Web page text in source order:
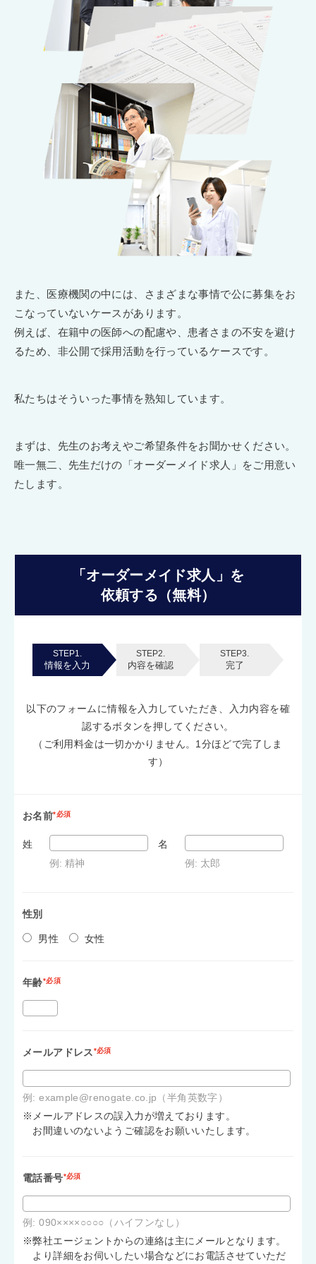
また、医療機関の中には、さまざまな事情で公に募集をお
こなっていないケースがあります。
例えば、在籍中の医師への配慮や、患者さまの不安を避け
るため、非公開で採用活動を行っているケースです。
私たちはそういった事情を熟知しています。
まずは、先生のお考えやご希望条件をお聞かせください。
唯一無二、先生だけの「オーダーメイド求人」をご用意い
たします。
「オーダーメイド求人」を
依頼する（無料）
STEP1.
情報を入力
STEP2.
内容を確認
STEP3.
完了
以下のフォームに情報を入力していただき、入力内容を確
認するボタンを押してください。
（ご利用料金は一切かかりません。1分ほどで完了しま
す）
お名前*必須
姓
例: 精神
名
例: 太郎
性別
男性 女性
年齢*必須
メールアドレス*必須
例: example@renogate.co.jp（半角英数字）
※メールアドレスの誤入力が増えております。
お間違いのないようご確認をお願いいたします。
電話番号*必須
例: 090××××○○○○（ハイフンなし）
※弊社エージェントからの連絡は主にメールとなります。
より詳細をお伺いしたい場合などにお電話させていただ